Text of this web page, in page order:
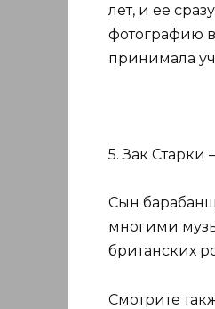
лет, и ее
фотографию
принимала
5. Зак Старки
Сын
многими
британских
Смотрите